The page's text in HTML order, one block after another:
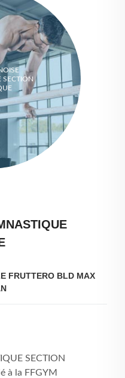
SECTION
FRUTTERO BLD MAX
SECTION
à la FFGYM